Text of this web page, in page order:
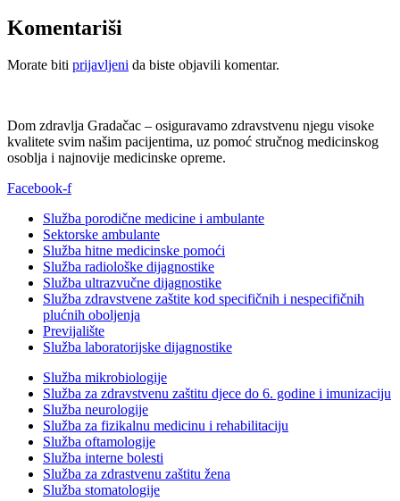
Komentariši
Morate biti prijavljeni da biste objavili komentar.
Dom zdravlja Gradačac – osiguravamo zdravstvenu njegu visoke
kvalitete svim našim pacijentima, uz pomoć stručnog medicinskog
osoblja i najnovije medicinske opreme.
Facebook-f
Služba porodične medicine i ambulante
Sektorske ambulante
Služba hitne medicinske pomoći
Služba radiološke dijagnostike
Služba ultrazvučne dijagnostike
Služba zdravstvene zaštite kod specifičnih i nespecifičnih
plućnih oboljenja
Previjalište
Služba laboratorijske dijagnostike
Služba mikrobiologije
Služba za zdravstvenu zaštitu djece do 6. godine i imunizaciju
Služba neurologije
Služba za fizikalnu medicinu i rehabilitaciju
Služba oftamologije
Služba interne bolesti
Služba za zdrastvenu zaštitu žena
Služba stomatologije